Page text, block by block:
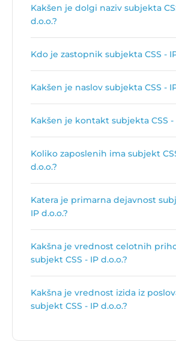
Kakšen je dolgi naziv subjekta
d.o.o.?
d.o.o..
Kdo je zastopnik subjekta CSS -
Kakšen je naslov subjekta CSS -
Loka.
Kakšen je kontakt subjekta CSS -
Koliko zaposlenih ima subjekt
d.o.o.?
Katera je primarna dejavnost
IP d.o.o.?
Proizvodnja vijačnega
Kakšna je vrednost celotnih
subjekt CSS - IP d.o.o.?
d.o.o. je2.154.252 €.
Kakšna je vrednost izida iz
subjekt CSS - IP d.o.o.?
d.o.o. je-31.690 €.